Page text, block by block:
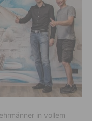
in vollem